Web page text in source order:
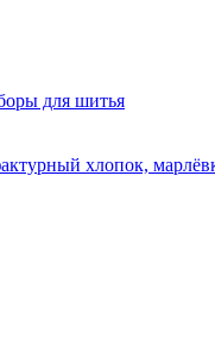
для шитья
хлопок,